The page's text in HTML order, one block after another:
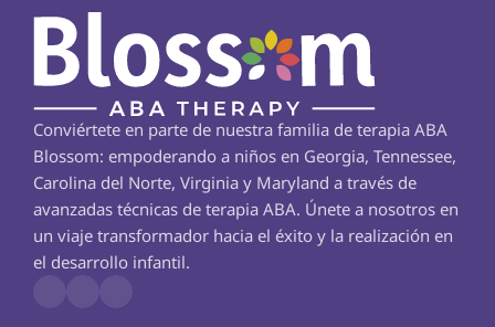
Conviértete en parte de nuestra familia de terapia ABA
Blossom: empoderando a niños en Georgia, Tennessee,
Carolina del Norte, Virginia y Maryland a través de
avanzadas técnicas de terapia ABA. Únete a nosotros en
un viaje transformador hacia el éxito y la realización en
el desarrollo infantil.